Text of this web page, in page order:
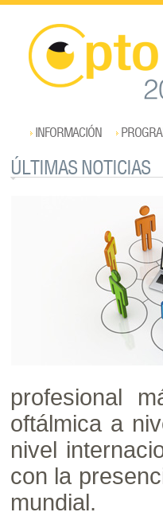
INFORMACIÓN
ÚLTIMAS NOTICIAS
profesional
oftálmica a
nivel
con la
mundial.